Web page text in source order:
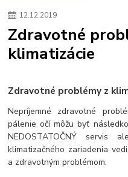
12.12.2019
Zdravotné
klimatizácie
Zdravotné problémy z
Nepríjemné zdravotné
pálenie očí môžu byť
NEDOSTATOČNÝ servis
klimatizačného zariadenia
a zdravotným problémom.